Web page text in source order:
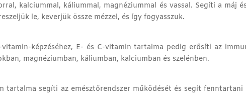
kalciummal, káliummal, magnéziummal és vassal. Segíti a máj
le, keverjük össze mézzel, és így fogyasszuk.
képzéséhez, E- és C-vitamin tartalma pedig erősíti az
magnéziumban, káliumban, kalciumban és szelénben.
tartalma segíti az emésztőrendszer működését és segít